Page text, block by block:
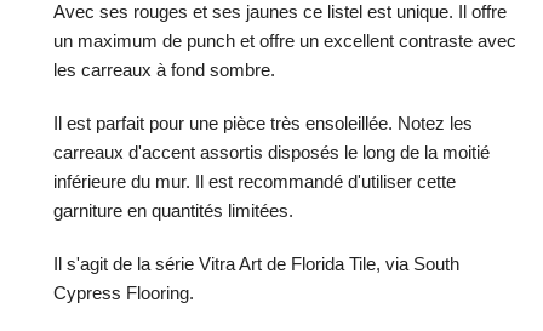
Avec ses rouges et ses jaunes ce listel est unique. Il offre
un maximum de punch et offre un excellent contraste avec
les carreaux à fond sombre.
Il est parfait pour une pièce très ensoleillée. Notez les
carreaux d'accent assortis disposés le long de la moitié
inférieure du mur. Il est recommandé d'utiliser cette
garniture en quantités limitées.
Il s'agit de la série Vitra Art de Florida Tile, via South
Cypress Flooring.